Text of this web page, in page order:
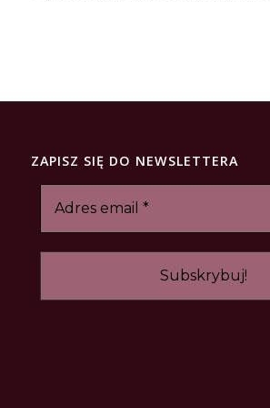
ZAPISZ SIĘ DO NEWSLETTERA